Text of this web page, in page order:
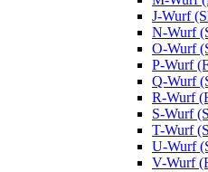
J-Wurf
N-Wurf
O-Wurf
P-Wurf
Q-Wurf
R-Wurf
S-Wurf
T-Wurf
U-Wurf
V-Wurf